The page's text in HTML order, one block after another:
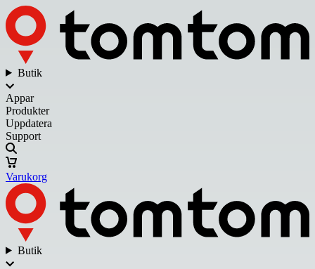
Butik
Appar
Produkter
Uppdatera
Support
Varukorg
Butik